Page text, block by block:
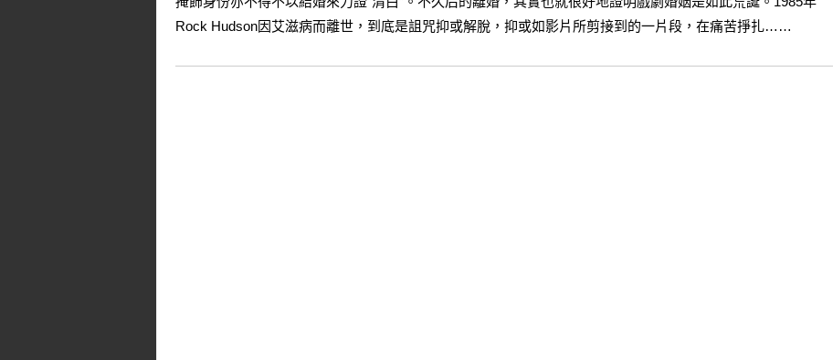
Rock Hudson因艾滋病而離世，到底是詛咒抑或解脫，抑或如影片所剪接到的一片段，在痛苦掙扎……